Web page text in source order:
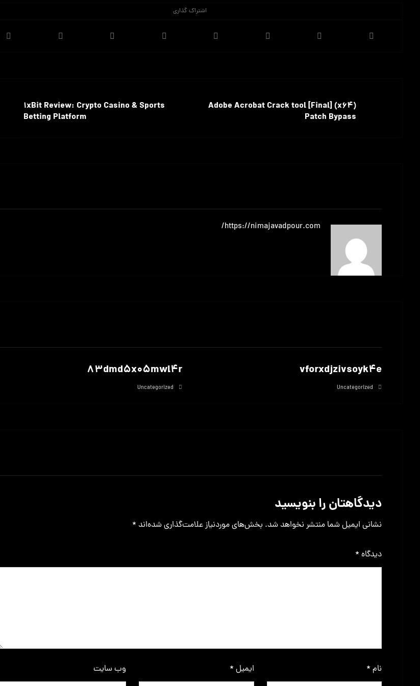
Adobe Acrobat Crack tool [Final] (x64)
Patch Bypass
1xBit Review: Crypto Casino & Sports
Betting Platform
https://nimajavadpour.com/
vforxdjzivsoyk4e
Uncategorized
83dmd5x05mwl4r
Uncategorized
دیدگاهتان را بنویسید
نشانی ایمیل شما منتشر نخواهد شد. بخش‌های موردنیاز علامت‌گذاری شده‌اند *
دیدگاه *
نام * ایمیل * وب‌ سایت